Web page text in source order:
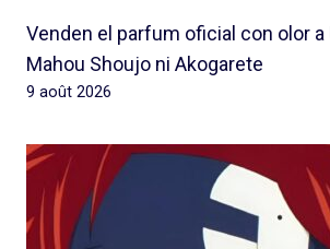
Venden el parfum oficial con olor a
Mahou Shoujo ni Akogarete
9 août 2026